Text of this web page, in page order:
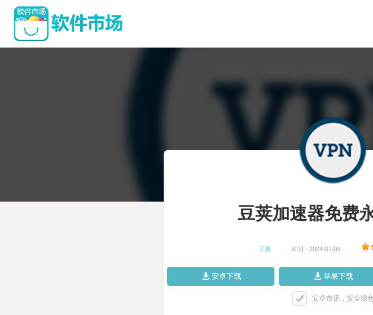
豆荚加速器免费
工具 时间：2024-01-08
安卓下载 苹果下载
安卓市场，安全绿色